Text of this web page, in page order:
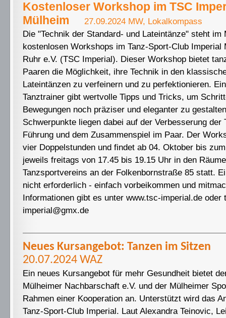
Kostenloser Workshop im TSC
Mülheim
27.09.2024 MW, Lokalkompass
Die "Technik der Standard- und Lateintänze" steht im
kostenlosen Workshops im Tanz-Sport-Club Imperial
Ruhr e.V. (TSC Imperial). Dieser Workshop bietet
Paaren die Möglichkeit, ihre Technik in den
Lateintänzen zu verfeinern und zu perfektionieren.
Tanztrainer gibt wertvolle Tipps und Tricks, um
Bewegungen noch präziser und eleganter zu
Schwerpunkte liegen dabei auf der Verbesserung der
Führung und dem Zusammenspiel im Paar. Der
vier Doppelstunden und findet ab 04. Oktober bis
jeweils freitags von 17.45 bis 19.15 Uhr in den
Tanzsportvereins an der Folkenbornstraße 85 statt.
nicht erforderlich - einfach vorbeikommen und
Informationen gibt es unter www.tsc-imperial.de oder
imperial@gmx.de
Neues Kursangebot: Tanzen im Sitzen
20.07.2024 WAZ
Ein neues Kursangebot für mehr Gesundheit bietet
Mülheimer Nachbarschaft e.V. und der Mülheimer
Rahmen einer Kooperation an. Unterstützt wird das
Tanz-Sport-Club Imperial. Laut Alexandra Teinovic,